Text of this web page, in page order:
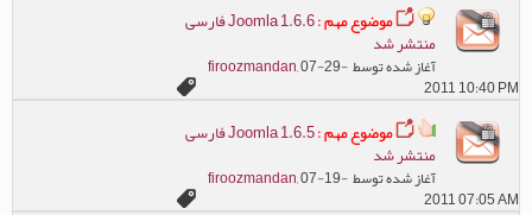
موضوع مهم : Joomla 1.6.6 فارسی
منتشر شد
آغاز شده توسط firoozmandan, 07-29-
2011 10:40 PM
موضوع مهم : Joomla 1.6.5 فارسی
منتشر شد
آغاز شده توسط firoozmandan, 07-19-
2011 07:05 AM